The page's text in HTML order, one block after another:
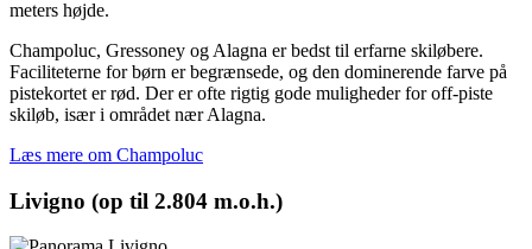
meters højde.
Champoluc, Gressoney og Alagna er bedst til erfarne skiløbere.
Faciliteterne for børn er begrænsede, og den dominerende farve på
pistekortet er rød. Der er ofte rigtig gode muligheder for off-piste
skiløb, især i området nær Alagna.
Læs mere om Champoluc
Livigno (op til 2.804 m.o.h.)